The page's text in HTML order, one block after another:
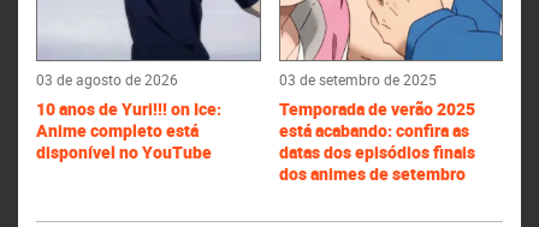
03 de agosto de 2026
10 anos de Yuri!!! on Ice:
Anime completo está
disponível no YouTube
03 de setembro de 2025
Temporada de verão 2025
está acabando: confira as
datas dos episódios finais
dos animes de setembro